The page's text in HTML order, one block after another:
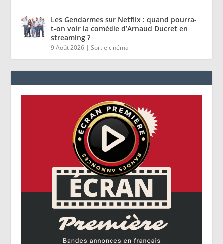
Les Gendarmes sur Netflix : quand pourra-
t-on voir la comédie d’Arnaud Ducret en
streaming ?
9 Août 2026 |Sortie cinéma